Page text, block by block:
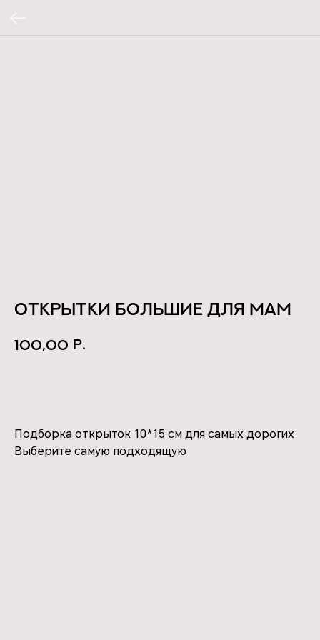
Открытки большие Для мам
100,00 р.
Подборка открыток 10*15 см для самых дорогих
Выберите самую подходящую